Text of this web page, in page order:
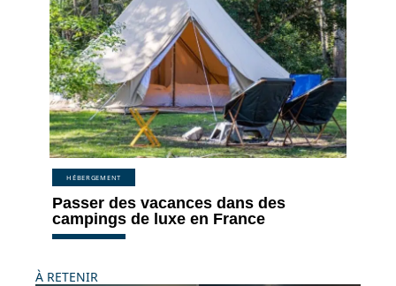
HÉBERGEMENT
Passer des vacances dans des
campings de luxe en France
À RETENIR